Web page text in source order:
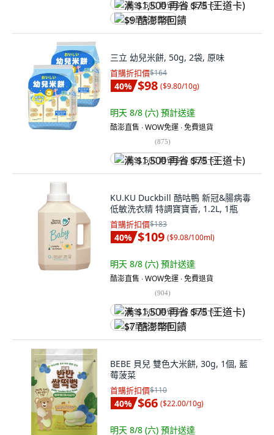
满 $1,500 再省 $75 (王道卡)
$9 酷澎幣回饋
三立 幼兒米餅, 50g, 2袋, 原味
首購折扣價$164
40% $98 ($9.80/10g)
明天 8/8 (六) 預計送達
酷澎直售 ∙ WOW免運 ∙ 免費退貨
(875)
满 $1,500 再省 $75 (王道卡)
KU.KU Duckbill 酷咕鴨 新冠&腸病毒
低敏洗衣精 特調寶寶香, 1.2L, 1瓶
首購折扣價$183
40% $109 ($9.08/100ml)
明天 8/8 (六) 預計送達
酷澎直售 ∙ WOW免運 ∙ 免費退貨
(904)
满 $1,500 再省 $75 (王道卡)
$7 酷澎幣回饋
BEBE 貝兒 雙色大米餅, 30g, 1個, 藍
莓菠菜
首購折扣價$110
40% $66 ($22.00/10g)
明天 8/8 (六) 預計送達